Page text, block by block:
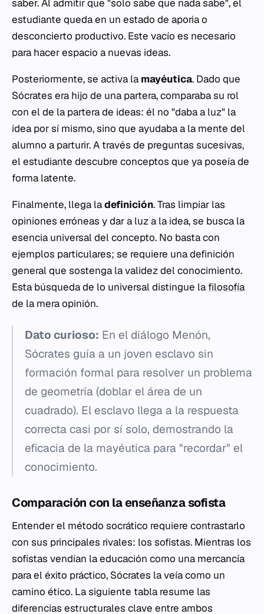
saber. Al admitir que "solo sabe que nada sabe", el
estudiante queda en un estado de aporiao
desconcierto productivo. Este vacío es necesario
para hacer espacio a nuevas ideas.
Posteriormente, se activa la mayéutica. Dado que
Sócrates era hijo de una partera, comparaba su rol
con el de la partera de ideas: él no "daba a luz" la
idea por sí mismo, sino que ayudaba a la mente del
alumno a parturir. A través de preguntas sucesivas,
el estudiante descubre conceptos que ya poseía de
forma latente.
Finalmente, llega ladefinición. Tras limpiar las
opiniones erróneas y dar a luz a la idea, se busca la
esencia universal del concepto. No basta con
ejemplos particulares; se requiere una definición
general que sostenga la validez del conocimiento.
Esta búsqueda de lo universal distingue la filosofía
de la mera opinión.
Dato curioso: En el diálogo Menón,
Sócrates guía a un joven esclavo sin
formación formal para resolver un problema
de geometría (doblar el área de un
cuadrado). El esclavo llega a la respuesta
correcta casi por sí solo, demostrando la
eficacia de la mayéutica para "recordar" el
conocimiento.
Comparación con la enseñanza sofista
Entender el método socrático requiere contrastarlo
con sus principales rivales: los sofistas. Mientras los
sofistas vendían la educación como una mercancía
para el éxito práctico, Sócrates la veía como un
camino ético. La siguiente tabla resume las
diferencias estructurales clave entre ambos